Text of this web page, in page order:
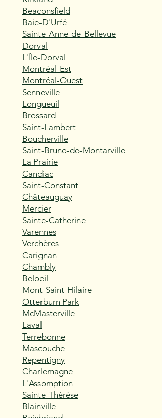
Beaconsfield
Baie-D'Urfé
Sainte-Anne-de-Bellevue
Dorval
L'Île-Dorval
Montréal-Est
Montréal-Ouest
Senneville
Longueuil
Brossard
Saint-Lambert
Boucherville
Saint-Bruno-de-Montarville
La Prairie
Candiac
Saint-Constant
Châteauguay
Mercier
Sainte-Catherine
Varennes
Verchères
Carignan
Chambly
Beloeil
Mont-Saint-Hilaire
Otterburn Park
McMasterville
Laval
Terrebonne
Mascouche
Repentigny
Charlemagne
L'Assomption
Sainte-Thérèse
Blainville